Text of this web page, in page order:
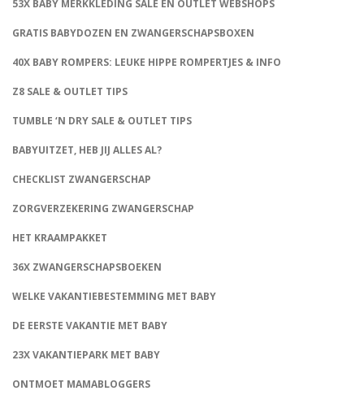
53X BABY MERKKLEDING SALE EN OUTLET WEBSHOPS
GRATIS BABYDOZEN EN ZWANGERSCHAPSBOXEN
40X BABY ROMPERS: LEUKE HIPPE ROMPERTJES & INFO
Z8 SALE & OUTLET TIPS
TUMBLE ‘N DRY SALE & OUTLET TIPS
BABYUITZET, HEB JIJ ALLES AL?
CHECKLIST ZWANGERSCHAP
ZORGVERZEKERING ZWANGERSCHAP
HET KRAAMPAKKET
36X ZWANGERSCHAPSBOEKEN
WELKE VAKANTIEBESTEMMING MET BABY
DE EERSTE VAKANTIE MET BABY
23X VAKANTIEPARK MET BABY
ONTMOET MAMABLOGGERS